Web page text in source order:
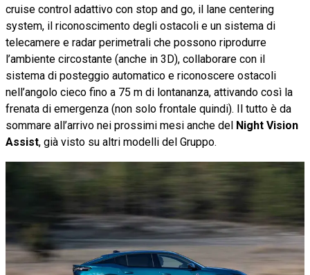
cruise control adattivo con stop and go, il lane centering
system, il riconoscimento degli ostacoli e un sistema di
telecamere e radar perimetrali che possono riprodurre
l’ambiente circostante (anche in 3D), collaborare con il
sistema di posteggio automatico e riconoscere ostacoli
nell’angolo cieco fino a 75 m di lontananza, attivando così la
frenata di emergenza (non solo frontale quindi). Il tutto è da
sommare all’arrivo nei prossimi mesi anche del Night Vision
Assist, già visto su altri modelli del Gruppo.